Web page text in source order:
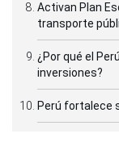
Activan Plan
transporte
¿Por qué el
inversiones?
Perú fortalece